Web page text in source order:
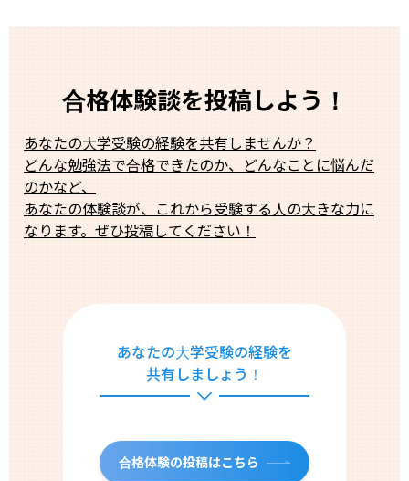
合格体験談を投稿しよう！
あなたの大学受験の経験を共有しませんか？
どんな勉強法で合格できたのか、どんなことに悩んだ
のかなど、
あなたの体験談が、これから受験する人の大きな力に
なります。ぜひ投稿してください！
あなたの大学受験の経験を
共有しましょう！
合格体験の投稿はこちら